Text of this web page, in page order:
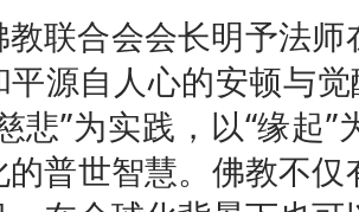
教联合会会长明予法
源自人心的安顿与
悲”为实践，以“缘起
的普世智慧。佛教不